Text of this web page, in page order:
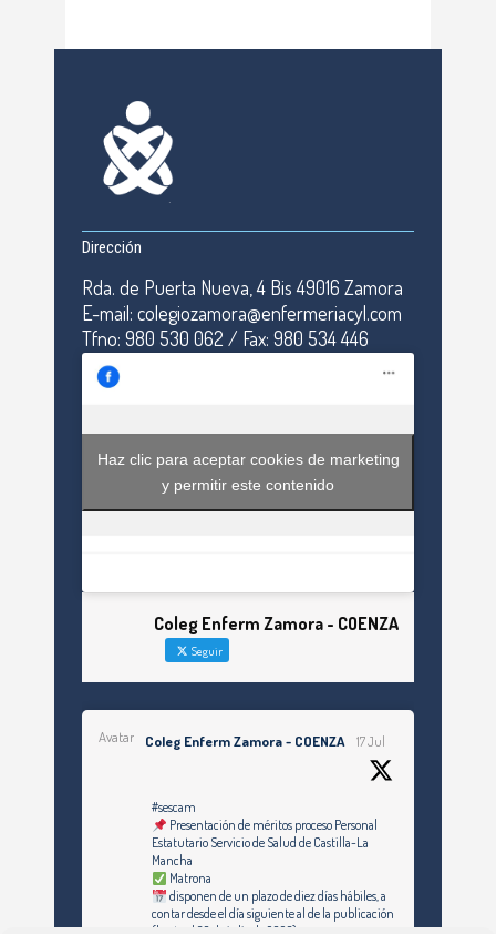
Dirección
Rda. de Puerta Nueva, 4 Bis 49016 Zamora
E-mail: colegiozamora@enfermeriacyl.com
Tfno: 980 530 062 / Fax: 980 534 446
Haz clic para aceptar cookies de marketing
y permitir este contenido
Coleg Enferm Zamora - COENZA
Seguir
Avatar Coleg Enferm Zamora - COENZA 17 Jul
#sescam
Presentación de méritos proceso Personal
Estatutario Servicio de Salud de Castilla-La
Mancha
Matrona
disponen de un plazo de diez días hábiles, a
contar desde el día siguiente al de la publicación